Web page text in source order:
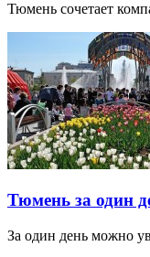
Тюмень сочетает
Тюмень за один
За один день можно